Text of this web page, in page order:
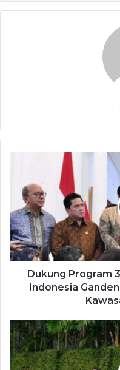
Dukung Program
Indonesia